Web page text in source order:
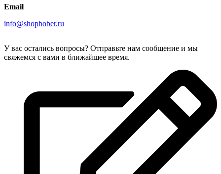
Email
info@shopbober.ru
У вас остались вопросы? Отправьте нам сообщение и мы
свяжемся с вами в ближайшее время.